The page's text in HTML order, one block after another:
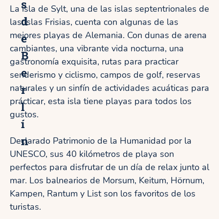
s
d
e
B
e
r
l
í
n
La isla de Sylt, una de las islas septentrionales de
las Islas Frisias, cuenta con algunas de las
mejores playas de Alemania. Con dunas de arena
cambiantes, una vibrante vida nocturna, una
gastronomía exquisita, rutas para practicar
senderismo y ciclismo, campos de golf, reservas
naturales y un sinfín de actividades acuáticas para
prácticar, esta isla tiene playas para todos los
gustos.
Declarado Patrimonio de la Humanidad por la
UNESCO, sus 40 kilómetros de playa son
perfectos para disfrutar de un día de relax junto al
mar. Los balnearios de Morsum, Keitum, Hörnum,
Kampen, Rantum y List son los favoritos de los
turistas.